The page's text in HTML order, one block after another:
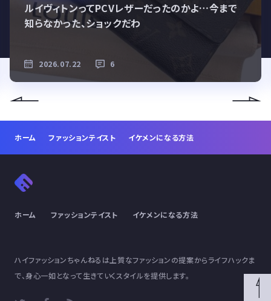
ルイヴィトンってPCVレザーだったのかよ…今まで
知らなかった、ショックだわ
2026.07.22 6
ホーム ファッションテイスト イケメンになる方法
ホーム ファッションテイスト イケメンになる方法
ハイファッションちゃんねるは上質なファッションの提案からライフハックま
で、身心一如となって生きていくスタイルを提供します。